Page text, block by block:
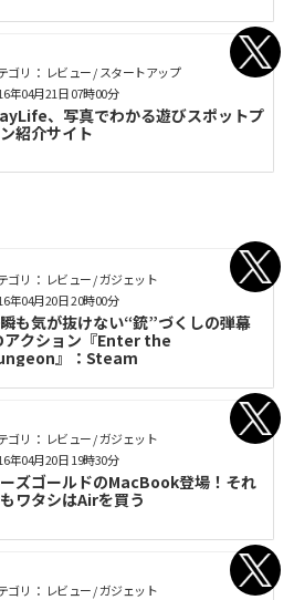
ゴリ： レビュー / スタートアップ
、写真でわかる遊びスポットプ
紹介サイト
年04月21日 07時00分
ゴリ： レビュー / ガジェット
も気が抜けない“銃”づくしの弾幕
アクション『Enter the
』：Steam
年04月20日 20時00分
ゴリ： レビュー / ガジェット
ズゴールドのMacBook登場！それ
ワタシはAirを買う
年04月20日 19時30分
ゴリ： レビュー / ガジェット